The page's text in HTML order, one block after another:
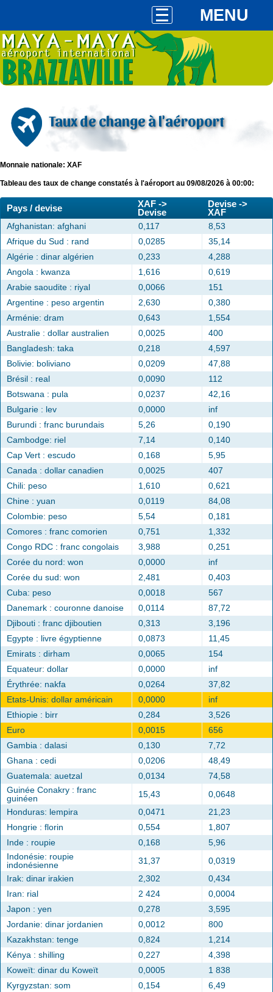
MENU
Taux de change à l'aéroport
Monnaie nationale: XAF
Tableau des taux de change constatés à l'aéroport au 09/08/2026 à 00:00:
Pays / devise
XAF ->
Devise
Devise ->
XAF
Afghanistan: afghani 0,117
8,53
Afrique du Sud : rand
0,0285
35,14
Algérie : dinar algérien
0,233
4,288
Angola : kwanza
1,616
0,619
Arabie saoudite : riyal
0,0066
151
Argentine : peso argentin
2,630
0,380
Arménie: dram
0,643
1,554
Australie : dollar australien
0,0025
400
Bangladesh: taka
0,218
4,597
Bolivie: boliviano
0,0209
47,88
Brésil : real
0,0090
112
Botswana : pula
0,0237
42,16
Bulgarie : lev
0,0000
inf
Burundi : franc burundais
5,26
0,190
Cambodge: riel
7,14
0,140
Cap Vert : escudo
0,168
5,95
Canada : dollar canadien
0,0025
407
Chili: peso
1,610
0,621
Chine : yuan
0,0119
84,08
Colombie: peso
5,54
0,181
Comores : franc comorien
0,751
1,332
Congo RDC : franc congolais
3,988
0,251
Corée du nord: won
0,0000
inf
Corée du sud: won
2,481
0,403
Cuba: peso
0,0018
567
Danemark : couronne danoise
0,0114
87,72
Djibouti : franc djiboutien
0,313
3,196
Egypte : livre égyptienne
0,0873
11,45
Emirats : dirham
0,0065
154
Equateur: dollar
0,0000
inf
Érythrée: nakfa
0,0264
37,82
Etats-Unis: dollar américain
0,0000
inf
Ethiopie : birr
0,284
3,526
Euro
0,0015
656
Gambia : dalasi
0,130
7,72
Ghana : cedi
0,0206
48,49
Guatemala: auetzal
0,0134
74,58
Guinée Conakry : franc
guinéen
15,43
0,0648
Honduras: lempira
0,0471
21,23
Hongrie : florin
0,554
1,807
Inde : roupie
0,168
5,96
Indonésie: roupie
indonésienne
31,37
0,0319
Irak: dinar irakien
2,302
0,434
Iran: rial
2 424
0,0004
Japon : yen
0,278
3,595
Jordanie: dinar jordanien
0,0012
800
Kazakhstan: tenge
0,824
1,214
Kénya : shilling
0,227
4,398
Koweït: dinar du Koweït
0,0005
1 838
Kyrgyzstan: som
0,154
6,49